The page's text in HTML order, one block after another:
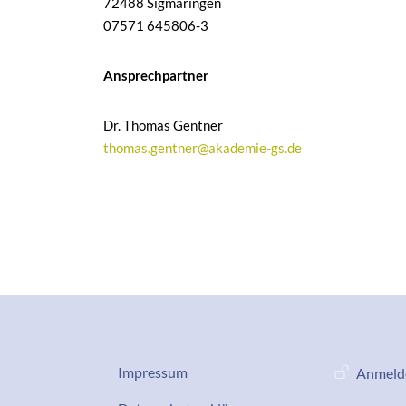
07571 645806-3
Ansprechpartner
Dr. Thomas Gentner
thomas.gentner@akademie-gs.de
Datenschutz-Impressum
Impressum